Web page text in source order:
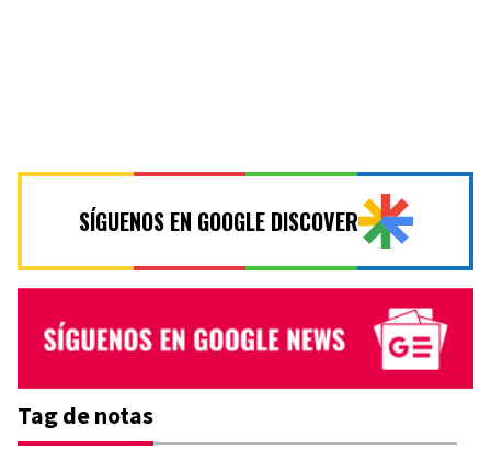
SÍGUENOS EN GOOGLE DISCOVER
Tag de notas